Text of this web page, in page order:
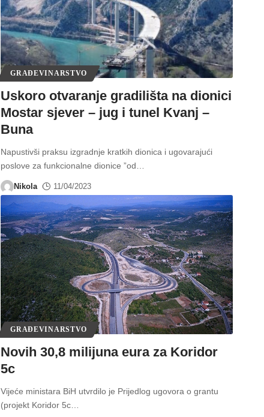
GRAĐEVINARSTVO
Uskoro otvaranje gradilišta na dionici
Mostar sjever – jug i tunel Kvanj –
Buna
Napustivši praksu izgradnje kratkih dionica i ugovarajući
poslove za funkcionalne dionice ”od
Nikola 11/04/2023
GRAĐEVINARSTVO
Novih 30,8 milijuna eura za Koridor
5c
Vijeće ministara BiH utvrdilo je Prijedlog ugovora o grantu
(projekt Koridor 5c